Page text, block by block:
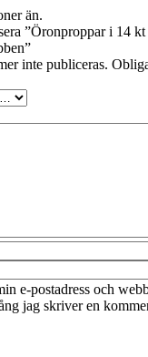
än.
”Öronproppar i 14
inte publiceras.
e-postadress och
jag skriver en